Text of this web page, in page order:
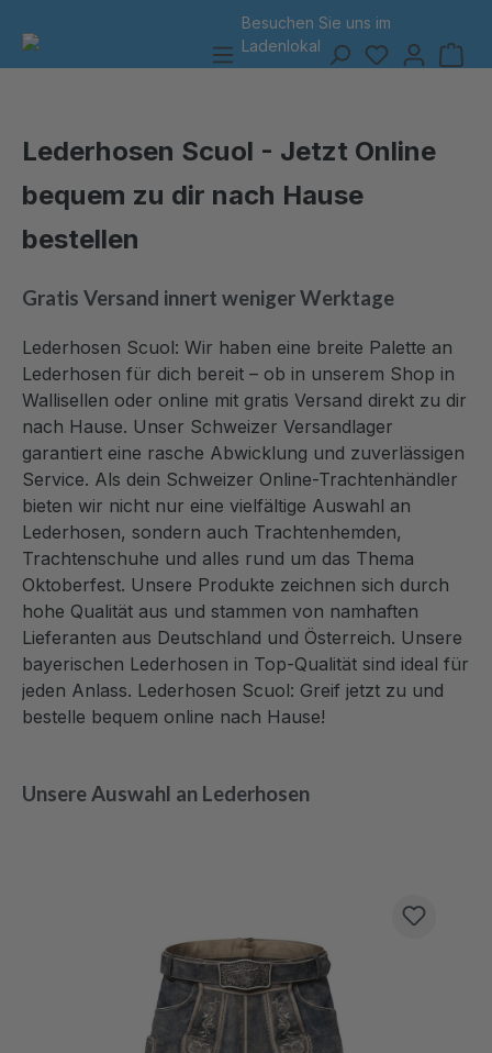
Besuchen Sie unsim
Ladenlokal
Lederhosen Scuol - Jetzt Online
bequem zu dir nach Hause
bestellen
Gratis Versand innert weniger Werktage
Lederhosen Scuol: Wir haben eine breite Palette an
Lederhosen für dich bereit – ob in unserem Shop in
Wallisellen oder online mit gratis Versand direkt zu dir
nach Hause. Unser Schweizer Versandlager
garantiert eine rasche Abwicklung und zuverlässigen
Service. Als dein Schweizer Online-Trachtenhändler
bieten wir nicht nur eine vielfältige Auswahl an
Lederhosen, sondern auch Trachtenhemden,
Trachtenschuhe und alles rund um das Thema
Oktoberfest. Unsere Produkte zeichnen sich durch
hohe Qualität aus und stammen von namhaften
Lieferanten aus Deutschland und Österreich. Unsere
bayerischen Lederhosen in Top-Qualität sind ideal für
jeden Anlass. Lederhosen Scuol: Greif jetzt zu und
bestelle bequem online nach Hause!
Unsere Auswahl an Lederhosen